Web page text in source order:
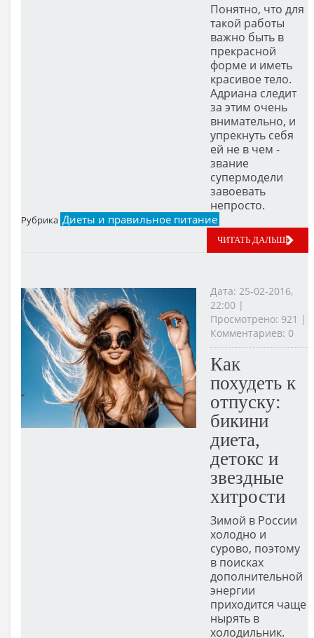
Понятно, что для
такой работы
важно быть в
прекрасной
форме и иметь
красивое тело.
Адриана следит
за этим очень
внимательно, и
упрекнуть себя
ей не в чем -
звание
супермодели
завоевать
непросто.
Рубрика Диеты и правильное питание
ЧИТАТЬ ДАЛЬШЕ
Дата: 25-02-2016,
22:00 |
Просмотрено: 921 |
Комментариев: 0
Как
похудеть к
отпуску:
бикини
диета,
детокс и
звездные
хитрости
Зимой в России
холодно и
сурово, поэтому
в поисках
дополнительной
энергии
приходится чаще
нырять в
холодильник.